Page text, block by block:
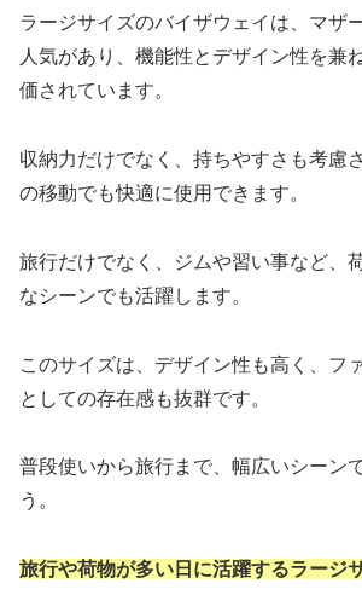
ラージサイズのバイザウェイは、マザ
人気があり、機能性とデザイン性を兼
価されています。
収納力だけでなく、持ちやすさも考慮
の移動でも快適に使用できます。
旅行だけでなく、ジムや習い事など、
なシーンでも活躍します。
このサイズは、デザイン性も高く、フ
としての存在感も抜群です。
普段使いから旅行まで、幅広いシーン
う。
旅行や荷物が多い日に活躍するラージ